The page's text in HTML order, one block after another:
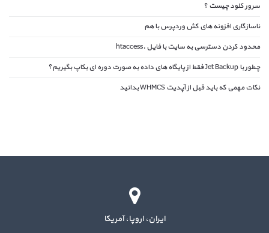
سرور کلود چیست ؟
ناسازگاری افزونه های کش وردپرس با هم
محدود کردن دسترسی به سایت با فایل .htaccess
چطور با Jet Backup فقط از پایگاه های داده به صورت دوره ای بکاپ بگیریم؟
نکات مهمی که باید قبل از آپدیت WHMCS بدانید
ایران، اروپا، آمریکا